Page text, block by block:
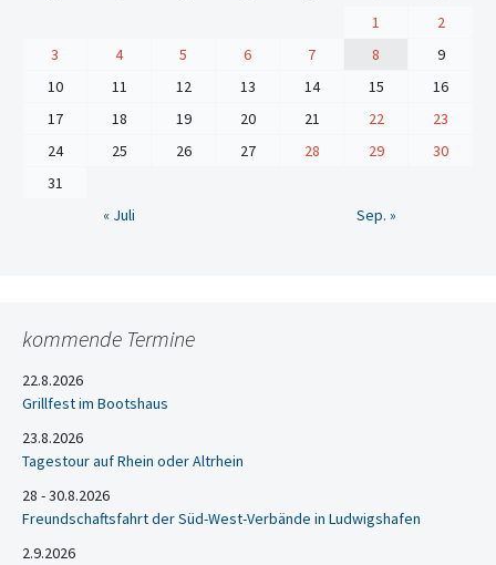
1
2
3
4 5 6 7 8
9
10
11 12 13 14 15
16
17
18 19 20 21 22
23
24
25 26 27 28 29
30
31
« Juli
Sep. »
kommende Termine
22.8.2026
Grillfest im Bootshaus
23.8.2026
Tagestour auf Rhein oder Altrhein
28 - 30.8.2026
Freundschaftsfahrt der Süd-West-Verbände in Ludwigshafen
2.9.2026